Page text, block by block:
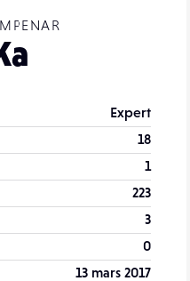
Expert
18
1
223
3
0
13 mars 2017